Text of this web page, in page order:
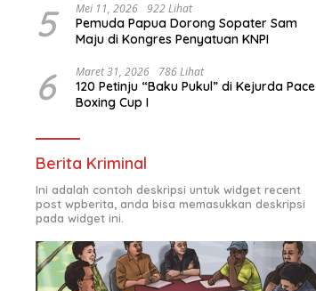
5 Mei 11, 2026 922 Lihat
Pemuda Papua Dorong Sopater Sam
Maju di Kongres Penyatuan KNPI
6 Maret 31, 2026 786 Lihat
120 Petinju “Baku Pukul” di Kejurda Pace
Boxing Cup I
Berita Kriminal
Ini adalah contoh deskripsi untuk widget recent
post wpberita, anda bisa memasukkan deskripsi
pada widget ini.